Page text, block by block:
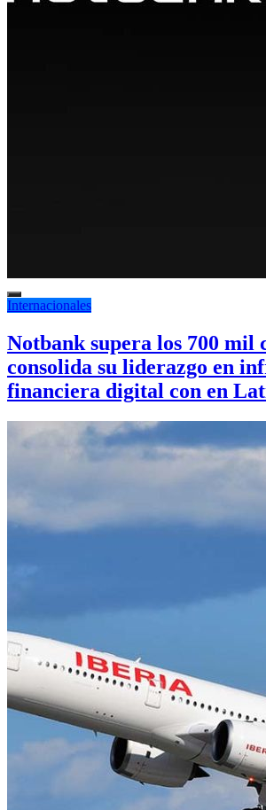
Internacionales
Notbank supera los 700 mil
consolida su liderazgo en
financiera digital con en